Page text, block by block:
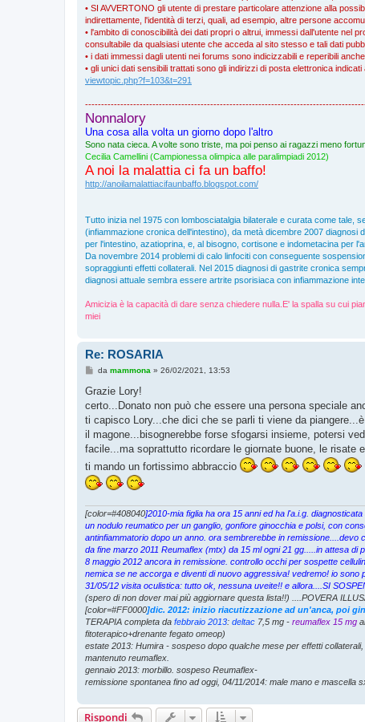
• SI AVVERTONO gli utente di prestare particolare attenzione alla
indirettamente, l'identità di terzi, quali, ad esempio, altre persone
• l'ambito di conoscibilità dei dati propri o altrui, immessi dall'utente nel
consultabile da qualsiasi utente che acceda al sito stesso e tali dati
• i dati immessi dagli utenti nei forums sono indicizzabili e reperibili
• gli unici dati sensibili trattati sono gli indirizzi di posta elettronica
viewtopic.php?f=103&t=291
Nonnalory
Una cosa alla volta un giorno dopo l'altro
Sono nata cieca. A volte sono triste, ma poi penso ai ragazzi meno
Cecilia Camellini (Campionessa olimpica alle paralimpiadi 2012)
A noi la malattia ci fa un baffo!
http://anoilamalattiacifaunbaffo.blogspot.com/
Tutto inizia nel 1975 con lombosciatalgia bilaterale e curata come tale,
(infiammazione cronica dell'intestino), da metà dicembre 2007
per l'intestino, azatioprina, e, al bisogno, cortisone e indometacina per
Da novembre 2014 problemi di calo linfociti con conseguente
sopraggiunti effetti collaterali. Nel 2015 diagnosi di gastrite cronica
diagnosi attuale sembra essere artrite psorisiaca con infiammazione
Amicizia è la capacità di dare senza chiedere nulla.E' la spalla su cui
miei
Re: ROSARIA
M
s
a
g
i
o
da mammona » 26/02/2021, 13:53
Grazie Lory!
certo...Donato non può che essere una persona speciale
ti capisco Lory...che dici che se parli ti viene da
il magone...bisognerebbe forse sfogarsi insieme, potersi
facile...ma soprattutto ricordare le giornate buone, le risate
ti mando un fortissimo abbraccio
[color=#408040]2010-mia figlia ha ora 15 anni ed ha l'a.i.g.
un nodulo reumatico per un ganglio, gonfiore ginocchia e polsi, con
antinfiammatorio dopo un anno. ora sembrerebbe in remissione....devo
da fine marzo 2011 Reumaflex (mtx) da 15 ml ogni 21 gg.....in attesa di
8 maggio 2012 ancora in remissione. controllo occhi per sospette
nemica se ne accorga e diventi di nuovo aggressiva! vedremo! io sono
31/05/12 visita oculistica: tutto ok, nessuna uveite!! e allora....SI
(spero di non dover mai più aggiornare questa lista!!) ....POVERA
[color=#FF0000]dic. 2012: inizio riacutizzazione ad un'anca, poi
TERAPIA completa da febbraio 2013: deltac 7,5 mg - reumaflex 15 mg
fitoterapico+drenante fegato omeop)
estate 2013: Humira - sospeso dopo qualche mese per effetti
mantenuto reumaflex.
gennaio 2013: morbillo. sospeso Reumaflex-
remissione spontanea fino ad oggi, 04/11/2014: male mano e mascella
Rispondi